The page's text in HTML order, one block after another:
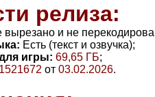
релиза:
вырезано и не
Есть (текст и озвучка);
игры: 69,65 ГБ;
от 03.02.2026.